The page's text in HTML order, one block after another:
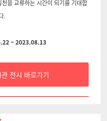
을 교류하는 시간이 되기를 기대합
.
~ 2023.08.13
전시 바로가기